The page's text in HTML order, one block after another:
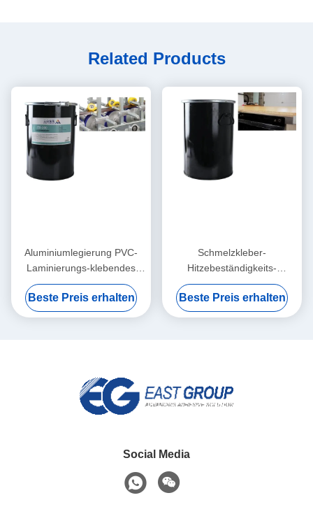
Related Products
Aluminiumlegierung PVC-
Laminierungs-klebendes
Profil, das heißen
Schmelzkleber einwickelt
Beste Preis erhalten
Schmelzkleber-
Hitzebeständigkeits-
Holzbearbeitung des flache
Laminierungs-reagierende
Polyurethan-PUR heiße
Beste Preis erhalten
Social Media